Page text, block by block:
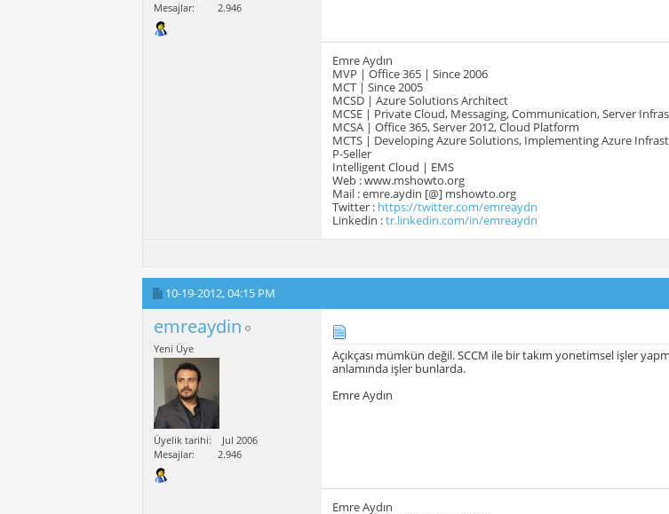
Mesajlar
2.946
Emre Aydın
MVP | Office 365 | Since 2006
MCT | Since 2005
MCSD | Azure Solutions Architect
MCSE | Private Cloud, Messaging, Communication, Server
MCSA | Office 365, Server 2012, Cloud Platform
MCTS | Developing Azure Solutions, Implementing Azure
P-Seller
Intelligent Cloud | EMS
Web : www.mshowto.org
Mail : emre.aydin [@] mshowto.org
Twitter : https://twitter.com/emreaydn
Linkedin :tr.linkedin.com/in/emreaydn
10-19-2012,04:15 PM
emreaydin
Yeni Üye
Üyelik tarihi
Jul 2006
Mesajlar
2.946
Açıkçası mümkün değil. SCCM ile bir takım yonetimsel işler
anlamında işler bunlarda.
Emre Aydın
Emre Aydın